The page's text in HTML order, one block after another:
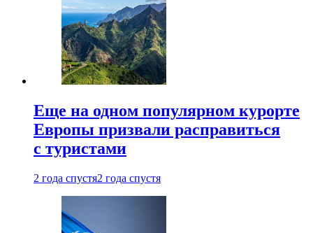
Еще на одном популярном курорте
Европы призвали расправиться
с туристами
2 года спустя2 года спустя